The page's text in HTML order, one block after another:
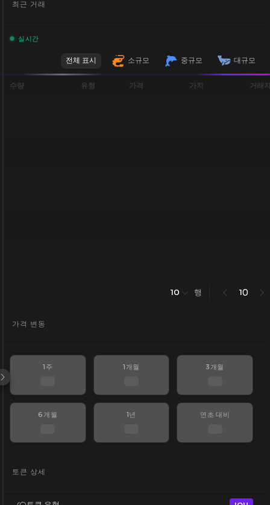
최근 거래
실시간
전체 표시 소규모 중규모 대규모
수량 유형 가격 가치 거래
10 행 10
가격 변동
1주 1개월 3개월
6개월 1년 연초 대비
토큰 상세